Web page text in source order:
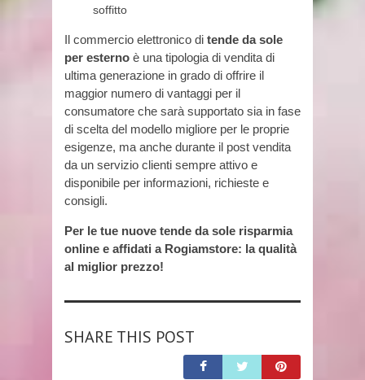
soffitto
Il commercio elettronico di tende da sole
per esterno è una tipologia di vendita di
ultima generazione in grado di offrire il
maggior numero di vantaggi per il
consumatore che sarà supportato sia in fase
di scelta del modello migliore per le proprie
esigenze, ma anche durante il post vendita
da un servizio clienti sempre attivo e
disponibile per informazioni, richieste e
consigli.
Per le tue nuove tende da sole risparmia
online e affidati a Rogiamstore: la qualità
al miglior prezzo!
SHARE THIS POST